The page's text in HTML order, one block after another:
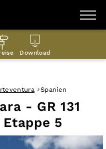
Download
- GR 131
5
Spanien